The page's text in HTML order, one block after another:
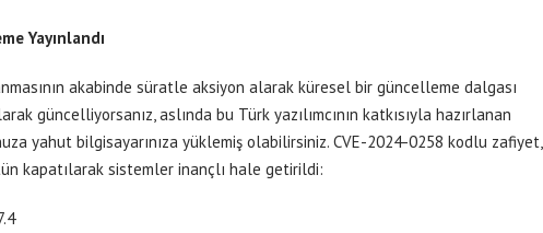
Yayınlandı
akabinde süratle aksiyon alarak küresel bir güncelleme dalgası
güncelliyorsanız, aslında bu Türk yazılımcının katkısıyla hazırlanan
yahut bilgisayarınıza yüklemiş olabilirsiniz. CVE-2024-0258 kodlu zafiyet,
kapatılarak sistemler inançlı hale getirildi: